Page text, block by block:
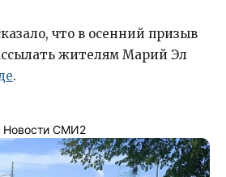
что в осенний призыв
жителям Марий Эл
.
Новости СМИ2